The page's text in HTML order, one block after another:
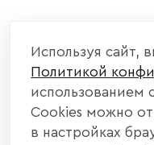
КАТАЛОГ
ИНФОРМАЦИЯ
Используя сайт,
Политикой
использованием
Cookies можно
в настройках